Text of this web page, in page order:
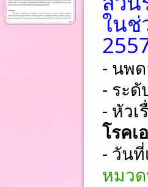
ในช่
- นพ
- ระ
- หัวเ
โรคเ
- วัน
หมว